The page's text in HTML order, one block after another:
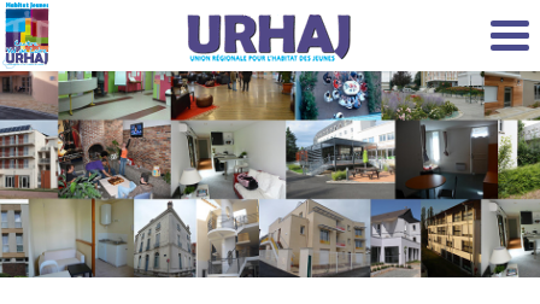
Aller au contenu principal